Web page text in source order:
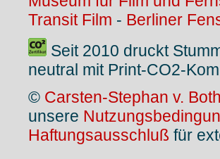
Transit Film - Berliner
Seit 2010 druckt
neutral mit Print-CO2-
© Carsten-Stephan v.
unsere
Haftungsausschluß für